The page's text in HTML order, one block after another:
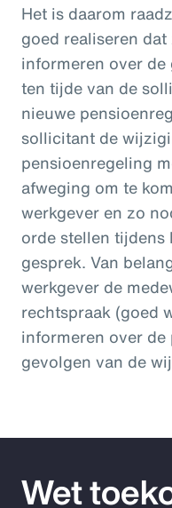
Het is daarom
goed realiseren
informeren over
ten tijde van de
nieuwe
sollicitant de
pensioenregeling
afweging om te
werkgever en zo
orde stellen
gesprek. Van
werkgever de
rechtspraak (goed
informeren over
gevolgen van de
Wet